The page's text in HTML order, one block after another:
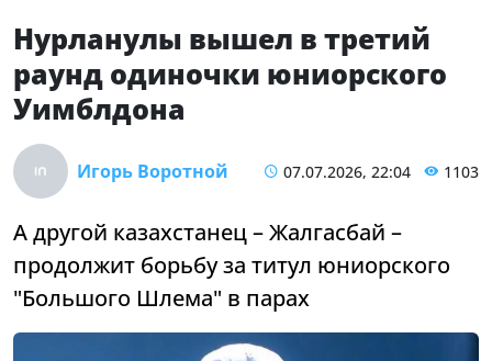
Нурланулы вышел в третий
раунд одиночки юниорского
Уимблдона
Игорь Воротной 07.07.2026, 22:04 1103
А другой казахстанец – Жалгасбай –
продолжит борьбу за титул юниорского
"Большого Шлема" в парах